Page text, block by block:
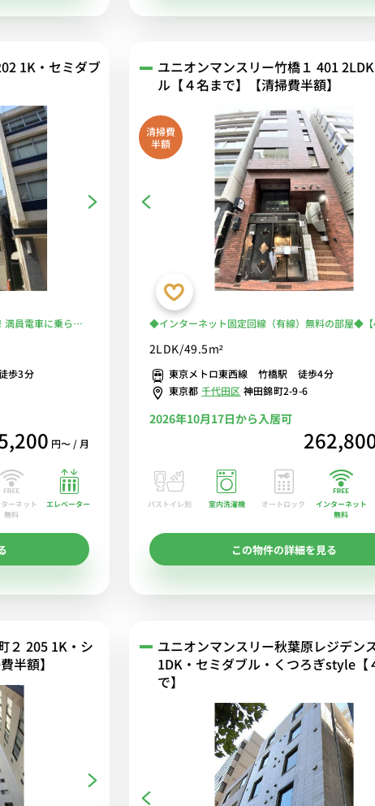
1K・セミダブ
満員電車に乗らず
歩3分
円〜 / 月
ーネット
無料
エレベーター
ユニオンマンスリー竹橋１ 401
ル【４名まで】【清掃費半額】
清掃費
半額
◆インターネット固定回線（有線）無料の部屋◆【
2LDK/49.5m²
東京メトロ東西線 竹橋駅 徒歩4分
東京都 千代田区 神田錦町2-9-6
2026年10月17日から入居可
バストイレ別 室内洗濯機 オートロック
インターネット
無料
この物件の詳細を見る
２ 205 1K・シ
半額】
ユニオンマンスリー秋葉原レジデン
1DK・セミダブル・くつろぎstyle【
で】